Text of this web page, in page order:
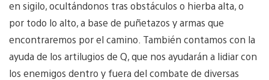
en sigilo, ocultándonos tras obstáculos o hierba alta, o
por todo lo alto, a base de puñetazos y armas que
encontraremos por el camino. También contamos con la
ayuda de los artilugios de Q, que nos ayudarán a lidiar con
los enemigos dentro y fuera del combate de diversas